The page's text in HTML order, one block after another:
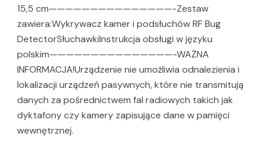
15,5 cm———————————————-Zestaw
zawiera:Wykrywacz kamer i podsłuchów RF Bug
DetectorSłuchawkiInstrukcja obsługi w języku
polskim———————————————-WAŻNA
INFORMACJA!Urządzenie nie umożliwia odnalezienia i
lokalizacji urządzeń pasywnych, które nie transmitują
danych za pośrednictwem fal radiowych takich jak
dyktafony czy kamery zapisujące dane w pamięci
wewnętrznej.